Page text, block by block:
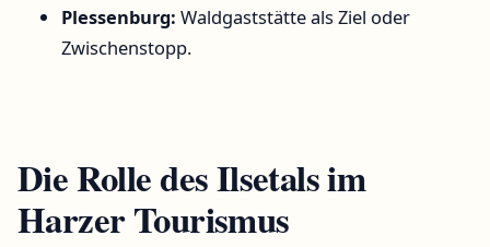
Plessenburg: Waldgaststätte als Ziel oder
Zwischenstopp.
Die Rolle des Ilsetals im
Harzer Tourismus